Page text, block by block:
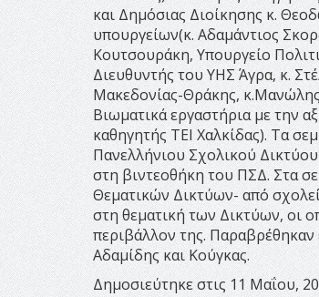
και Δημόσιας Διοίκησης κ.
υπουργείων(κ. Αδαμάντιος
Κουτσουράκη, Υπουργείο
Διευθυντής του ΥΗΣ Άγρα, κ.
Μακεδονίας-Θράκης,
Βιωματικά εργαστήρια με την
καθηγητής ΤΕΙ Χαλκίδας). Τα
Πανελλήνιου Σχολικού
στη βιντεοθήκη του ΠΣΔ. Στα
Θεματικών Δικτύων- από
στη θεματική των Δικτύων, οι
περιβάλλον της. Παραβρέθηκαν
Αδαμίδης και Κούγκας.
Δημοσιεύτηκε στις 11 Μαΐου,